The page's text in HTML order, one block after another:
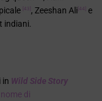
[43] , Zeeshan Ali [44] e
indiani.
in Wild Side Story
nome di